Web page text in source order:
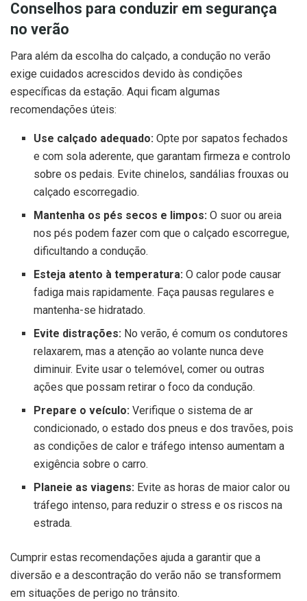
Conselhos para conduzir em segurança
no verão
Para além da escolha do calçado, a condução no verão
exige cuidados acrescidos devido às condições
específicas da estação. Aqui ficam algumas
recomendações úteis:
Use calçado adequado: Opte por sapatos fechados
e com sola aderente, que garantam firmeza e controlo
sobre os pedais. Evite chinelos, sandálias frouxas ou
calçado escorregadio.
Mantenha os pés secos e limpos: O suor ou areia
nos pés podem fazer com que o calçado escorregue,
dificultando a condução.
Esteja atento à temperatura: O calor pode causar
fadiga mais rapidamente. Faça pausas regulares e
mantenha-se hidratado.
Evite distrações: No verão, é comum os condutores
relaxarem, mas a atenção ao volante nunca deve
diminuir. Evite usar o telemóvel, comer ou outras
ações que possam retirar o foco da condução.
Prepare o veículo: Verifique o sistema de ar
condicionado, o estado dos pneus e dos travões, pois
as condições de calor e tráfego intenso aumentam a
exigência sobre o carro.
Planeie as viagens: Evite as horas de maior calor ou
tráfego intenso, para reduzir o stress e os riscos na
estrada.
Cumprir estas recomendações ajuda a garantir que a
diversão e a descontração do verão não se transformem
em situações de perigo no trânsito.